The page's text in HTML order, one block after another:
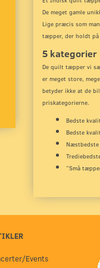
De meget gamle
Lige præcis som
tæpper, der holdt
5 kategorier
De quilt tæpper vi
er meget store,
betyder ikke at de
priskategorierne.
Bedste
Bedste
Næstbedste
”Små
Events